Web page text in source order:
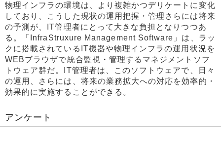
物理インフラの環境は、より複雑かつデリケートに変化
しており、こうした現状の運用把握・管理さらには将来
の予測が、IT管理者にとって大きな負担となりつつあ
る。「InfraStruxure Management Software」は、ラッ
クに搭載されているIT機器や物理インフラの運用状況を
WEBブラウザで統合監視・管理するマネジメントソフ
トウェア群だ。IT管理者は、このソフトウェアで、日々
の運用、さらには、将来の業務拡大への対応を効率的・
効果的に実施することができる。
アンケート